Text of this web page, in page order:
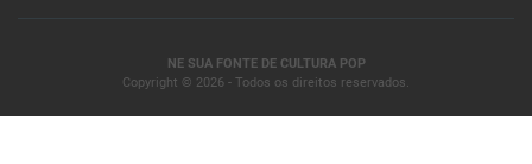
NE SUA FONTE DE CULTURA POP
Copyright © 2026 - Todos os direitos reservados.